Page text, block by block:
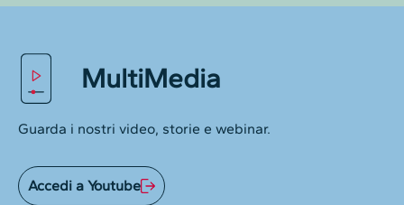
MultiMedia
Guarda i nostri video, storie e webinar.
Accedi a Youtube